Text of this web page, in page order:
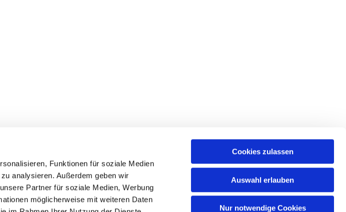
Funktionen für soziale Medien
analysieren. Außerdem geben wir
Partner für soziale Medien, Werbung
möglicherweise mit weiteren Daten
Cookies zulassen
Auswahl erlauben
Nur notwendige Cookies
45525 Hattingen hattingen-sprockhoevel@kirche-hawi.de